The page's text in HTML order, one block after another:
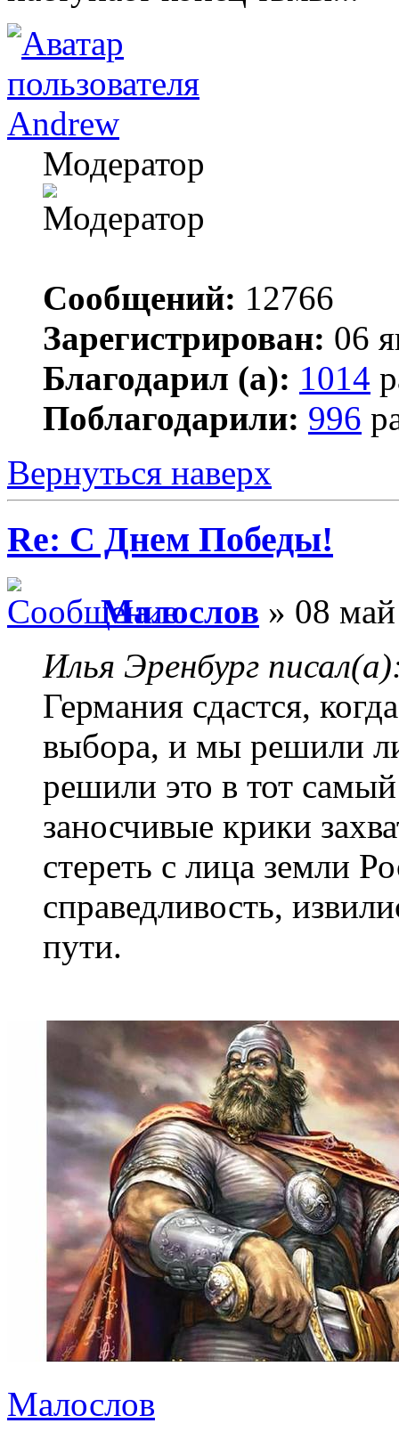
Andrew
Модератор
Сообщений: 12766
Зарегистрирован: 06
Благодарил (а): 1014
Поблагодарили: 996
Вернуться наверх
Re: С Днем Победы!
Малослов » 08
Илья Эренбург
Германия сдастся,
выбора, и мы решили
решили это в тот
заносчивые крики
стереть с лица земли
справедливость,
пути.
Малослов